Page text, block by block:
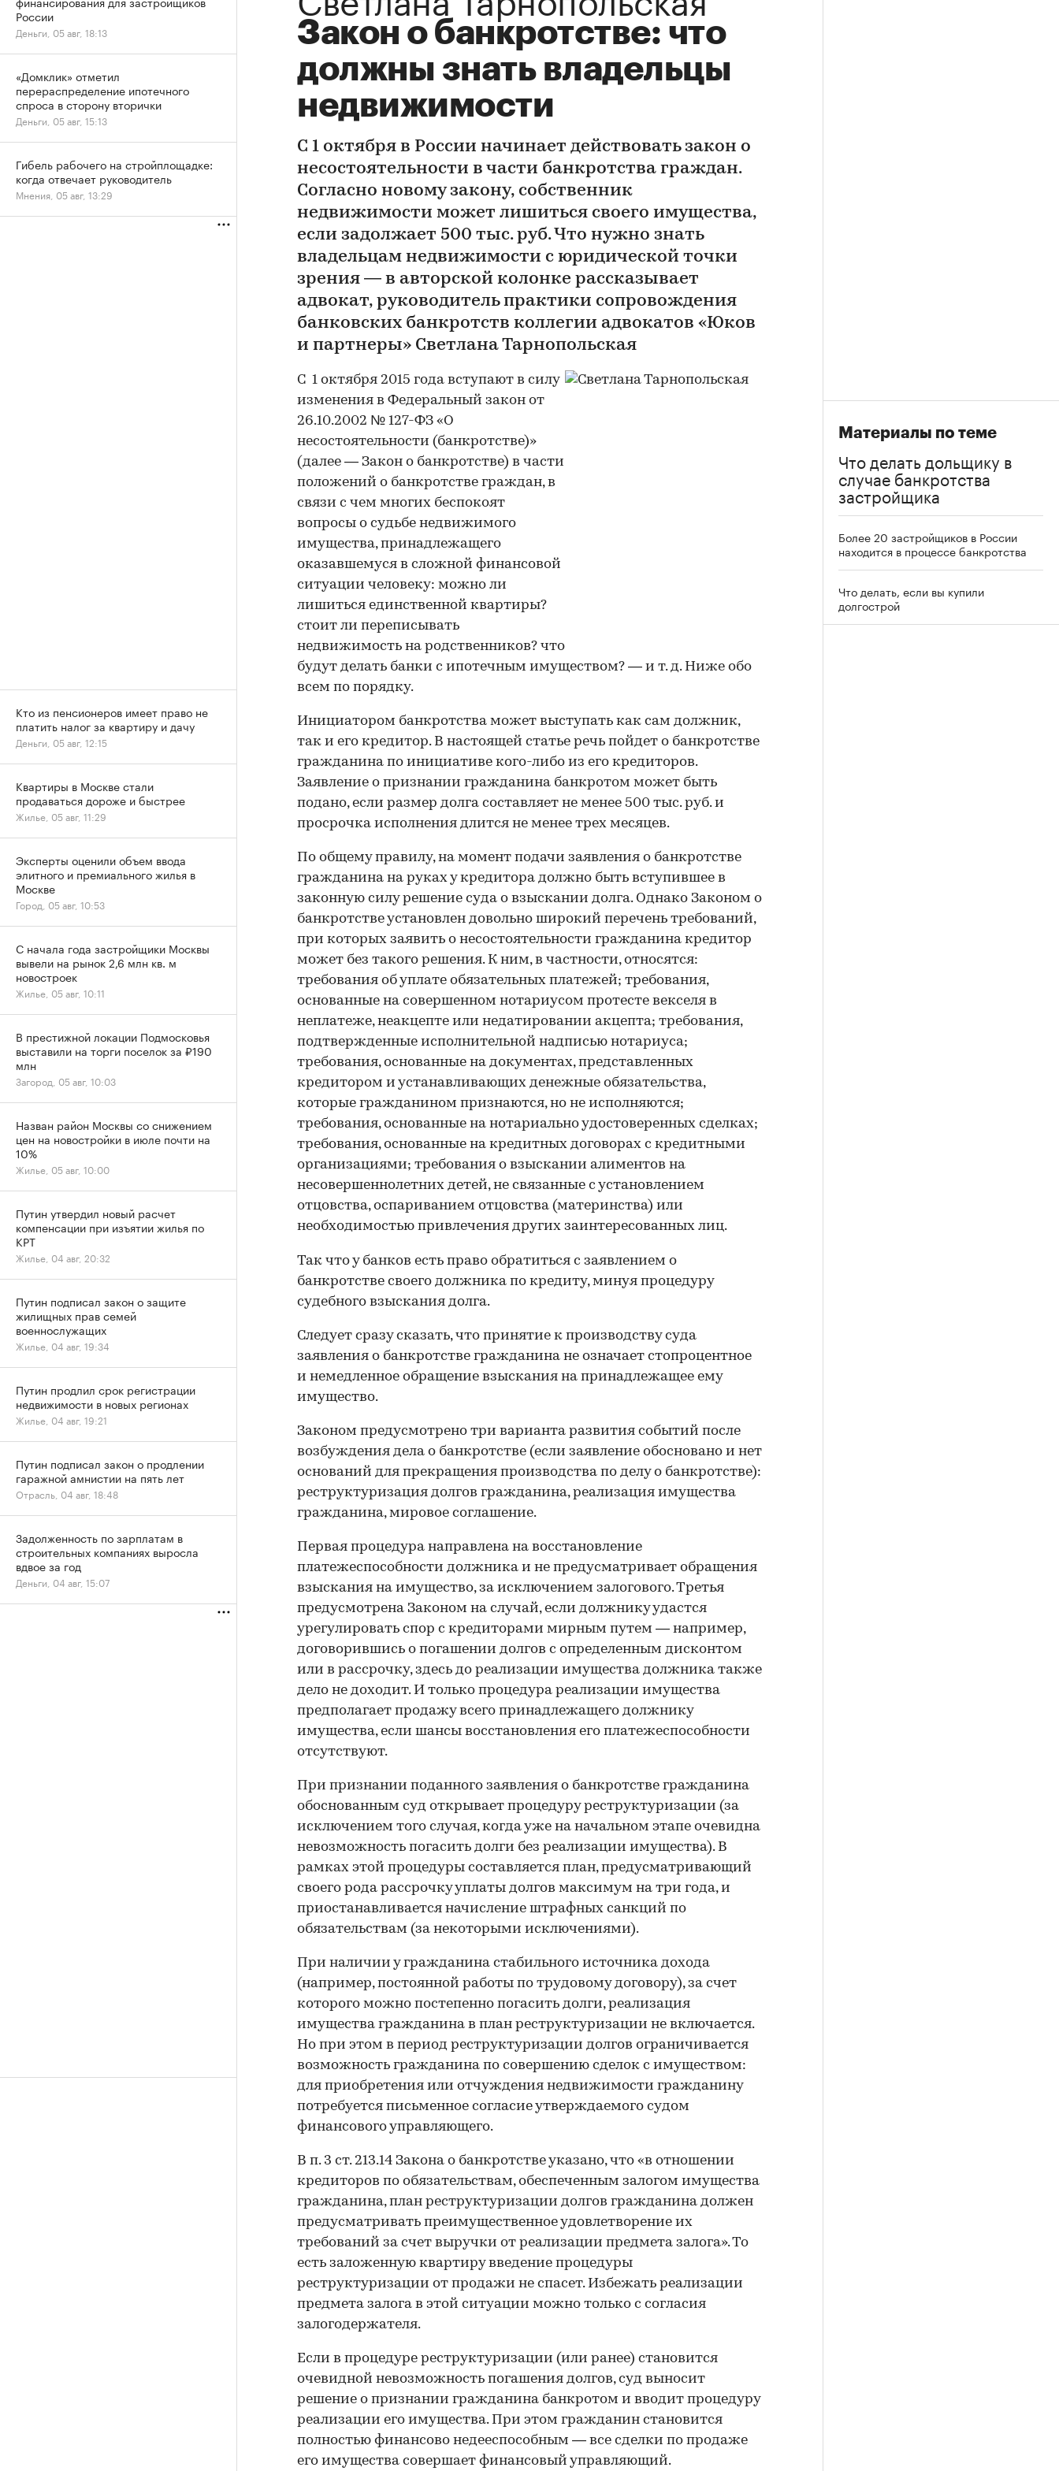
Закон о банкротстве: что
должны знать владельцы
недвижимости
С 1 октября в России начинает действовать закон о
несостоятельности в части банкротства граждан.
Согласно новому закону, собственник
недвижимости может лишиться своего имущества,
если задолжает 500 тыс. руб. Что нужно знать
владельцам недвижимости с юридической точки
зрения — в авторской колонке рассказывает
адвокат, руководитель практики сопровождения
банковских банкротств коллегии адвокатов «Юков
и партнеры» Светлана Тарнопольская
С 1 октября 2015 года вступают в силу
изменения в Федеральный закон от
26.10.2002 № 127-ФЗ «О
несостоятельности (банкротстве)»
(далее — Закон о банкротстве) в части
положений о банкротстве граждан, в
связи с чем многих беспокоят
вопросы о судьбе недвижимого
имущества, принадлежащего
оказавшемуся в сложной финансовой
ситуации человеку: можно ли
лишиться единственной квартиры?
стоит ли переписывать
недвижимость на родственников? что
будут делать банки с ипотечным имуществом? — и т. д. Ниже обо
всем по порядку.
Инициатором банкротства может выступать как сам должник,
так и его кредитор. В настоящей статье речь пойдет о банкротстве
гражданина по инициативе кого-либо из его кредиторов.
Заявление о признании гражданина банкротом может быть
подано, если размер долга составляет не менее 500 тыс. руб. и
просрочка исполнения длится не менее трех месяцев.
По общему правилу, на момент подачи заявления о банкротстве
гражданина на руках у кредитора должно быть вступившее в
законную силу решение суда о взыскании долга. Однако Законом о
банкротстве установлен довольно широкий перечень требований,
при которых заявить о несостоятельности гражданина кредитор
может без такого решения. К ним, в частности, относятся:
требования об уплате обязательных платежей; требования,
основанные на совершенном нотариусом протесте векселя в
неплатеже, неакцепте или недатировании акцепта; требования,
подтвержденные исполнительной надписью нотариуса;
требования, основанные на документах, представленных
кредитором и устанавливающих денежные обязательства,
которые гражданином признаются, но не исполняются;
требования, основанные на нотариально удостоверенных сделках;
требования, основанные на кредитных договорах с кредитными
организациями; требования о взыскании алиментов на
несовершеннолетних детей, не связанные с установлением
отцовства, оспариванием отцовства (материнства) или
необходимостью привлечения других заинтересованных лиц.
Так что у банков есть право обратиться с заявлением о
банкротстве своего должника по кредиту, минуя процедуру
судебного взыскания долга.
Следует сразу сказать, что принятие к производству суда
заявления о банкротстве гражданина не означает стопроцентное
и немедленное обращение взыскания на принадлежащее ему
имущество.
Законом предусмотрено три варианта развития событий после
возбуждения дела о банкротстве (если заявление обосновано и нет
оснований для прекращения производства по делу о банкротстве):
реструктуризация долгов гражданина, реализация имущества
гражданина, мировое соглашение.
Первая процедура направлена на восстановление
платежеспособности должника и не предусматривает обращения
взыскания на имущество, за исключением залогового. Третья
предусмотрена Законом на случай, если должнику удастся
урегулировать спор с кредиторами мирным путем — например,
договорившись о погашении долгов с определенным дисконтом
или в рассрочку, здесь до реализации имущества должника также
дело не доходит. И только процедура реализации имущества
предполагает продажу всего принадлежащего должнику
имущества, если шансы восстановления его платежеспособности
отсутствуют.
При признании поданного заявления о банкротстве гражданина
обоснованным суд открывает процедуру реструктуризации (за
исключением того случая, когда уже на начальном этапе очевидна
невозможность погасить долги без реализации имущества). В
рамках этой процедуры составляется план, предусматривающий
своего рода рассрочку уплаты долгов максимум на три года, и
приостанавливается начисление штрафных санкций по
обязательствам (за некоторыми исключениями).
При наличии у гражданина стабильного источника дохода
(например, постоянной работы по трудовому договору), за счет
которого можно постепенно погасить долги, реализация
имущества гражданина в план реструктуризации не включается.
Но при этом в период реструктуризации долгов ограничивается
возможность гражданина по совершению сделок с имуществом:
для приобретения или отчуждения недвижимости гражданину
потребуется письменное согласие утверждаемого судом
финансового управляющего.
В п. 3 ст. 213.14 Закона о банкротстве указано, что «в отношении
кредиторов по обязательствам, обеспеченным залогом имущества
гражданина, план реструктуризации долгов гражданина должен
предусматривать преимущественное удовлетворение их
требований за счет выручки от реализации предмета залога». То
есть заложенную квартиру введение процедуры
реструктуризации от продажи не спасет. Избежать реализации
предмета залога в этой ситуации можно только с согласия
залогодержателя.
Если в процедуре реструктуризации (или ранее) становится
очевидной невозможность погашения долгов, суд выносит
решение о признании гражданина банкротом и вводит процедуру
реализации его имущества. При этом гражданин становится
полностью финансово недееспособным — все сделки по продаже
его имущества совершает финансовый управляющий.
Материалы по теме
Что делать дольщику в
случае банкротства
застройщика
Более 20 застройщиков в России
находится в процессе банкротства
Что делать, если вы купили
долгострой
России
Деньги, 05 авг, 18:13
«Домклик» отметил
перераспределение ипотечного
спроса в сторону вторички
Деньги, 05 авг, 15:13
Гибель рабочего на стройплощадке:
когда отвечает руководитель
Мнения, 05 авг, 13:29
Кто из пенсионеров имеет право не
платить налог за квартиру и дачу
Деньги, 05 авг, 12:15
Квартиры в Москве стали
продаваться дороже и быстрее
Жилье, 05 авг, 11:29
Эксперты оценили объем ввода
элитного и премиального жилья в
Москве
Город, 05 авг, 10:53
С начала года застройщики Москвы
вывели на рынок 2,6 млн кв. м
новостроек
Жилье, 05 авг, 10:11
В престижной локации Подмосковья
выставили на торги поселок за ₽190
млн
Загород, 05 авг, 10:03
Назван район Москвы со снижением
цен на новостройки в июле почти на
10%
Жилье, 05 авг, 10:00
Путин утвердил новый расчет
компенсации при изъятии жилья по
КРТ
Жилье, 04 авг, 20:32
Путин подписал закон о защите
жилищных прав семей
военнослужащих
Жилье, 04 авг, 19:34
Путин продлил срок регистрации
недвижимости в новых регионах
Жилье, 04 авг, 19:21
Путин подписал закон о продлении
гаражной амнистии на пять лет
Отрасль, 04 авг, 18:48
Задолженность по зарплатам в
строительных компаниях выросла
вдвое за год
Деньги, 04 авг, 15:07